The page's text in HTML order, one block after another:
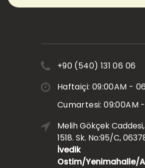
+90 (540) 131 06 06
Haftaiçi: 09:00AM -
Cumartesi: 09:00AM
Melih Gökçek Caddesi,
1518. Sk. No:95/C,
İvedik
Ostim/Yenimahalle/